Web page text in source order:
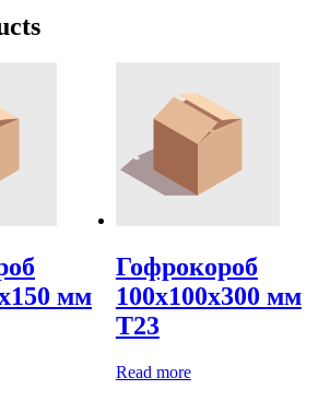
мм
Гофрокороб
100х100х300 мм
Т23
Read more